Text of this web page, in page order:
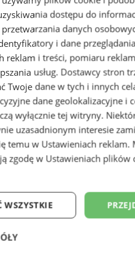
węglowy
w Wodzisławiu
www - Wodzisław
dostępu do
danych
i dane
reklam i treści, pomiaru
usług. Dostawcy stron
Twoje dane w tych i innych
dane geolokalizacyjne i
wyłącznie tej witryny.
uzasadnionym interesie
temu w Ustawieniach reklam.
zgodę w Ustawieniach plików
WSZYSTKIE